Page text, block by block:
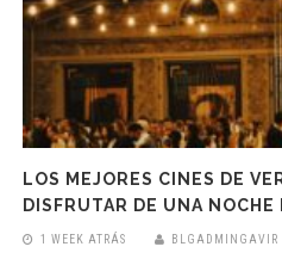
LOS MEJORES CINES DE
DISFRUTAR DE UNA NOCHE
1 WEEK ATRÁS BLGADMINGAVIR